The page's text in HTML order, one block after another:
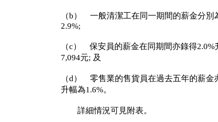
（b） 一般清潔工在同一期間的薪金分別
2.9%;
（c） 保安員的薪金在同期間亦錄得2.0%
7,094元; 及
（d） 零售業的售貨員在過去五年的薪金
升幅為1.6%。
詳細情況可見附表。